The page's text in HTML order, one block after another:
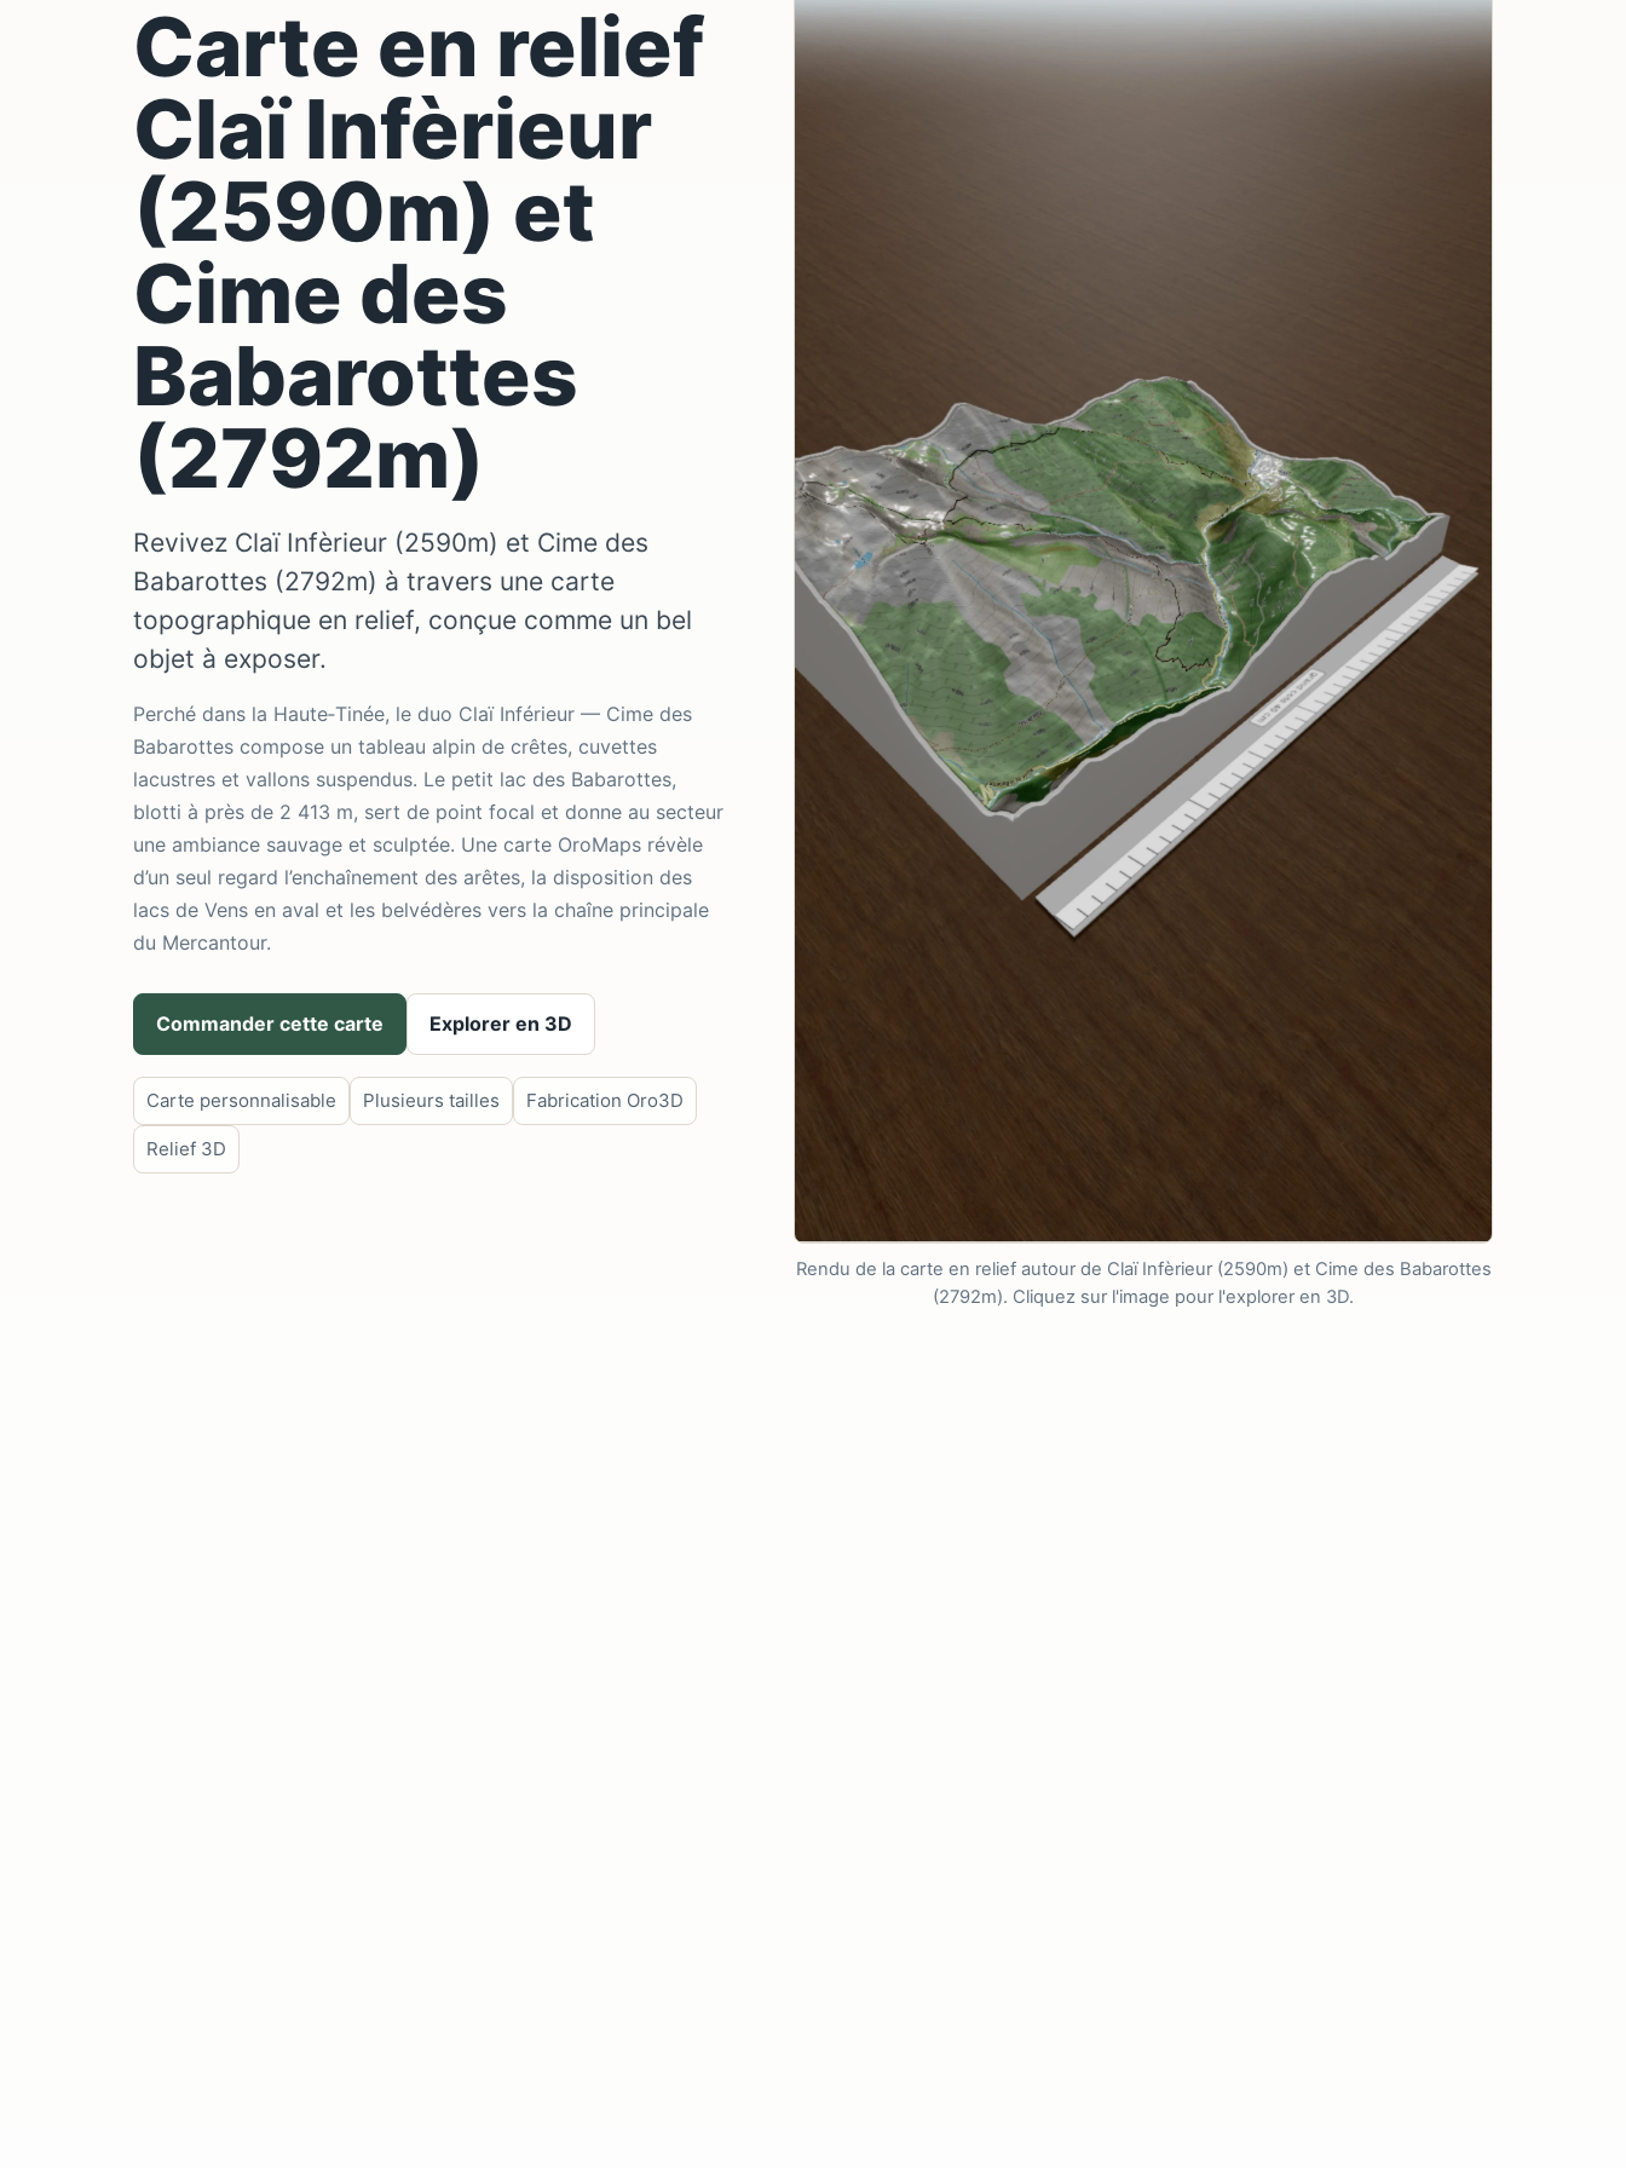
Carte en relief
Claï Infèrieur
(2590m) et
Cime des
Babarottes
(2792m)
Revivez Claï Infèrieur (2590m) et Cime des
Babarottes (2792m) à travers une carte
topographique en relief, conçue comme un bel
objet à exposer.
Perché dans la Haute‑Tinée, le duo Claï Inférieur — Cime des
Babarottes compose un tableau alpin de crêtes, cuvettes
lacustres et vallons suspendus. Le petit lac des Babarottes,
blotti à près de 2 413 m, sert de point focal et donne au secteur
une ambiance sauvage et sculptée. Une carte OroMaps révèle
d’un seul regard l’enchaînement des arêtes, la disposition des
lacs de Vens en aval et les belvédères vers la chaîne principale
du Mercantour.
Commander cette carte Explorer en 3D
Carte personnalisable Plusieurs tailles Fabrication Oro3D
Relief 3D
Rendu de la carte en relief autour de Claï Infèrieur (2590m) et Cime des Babarottes
(2792m). Cliquez sur l'image pour l'explorer en 3D.